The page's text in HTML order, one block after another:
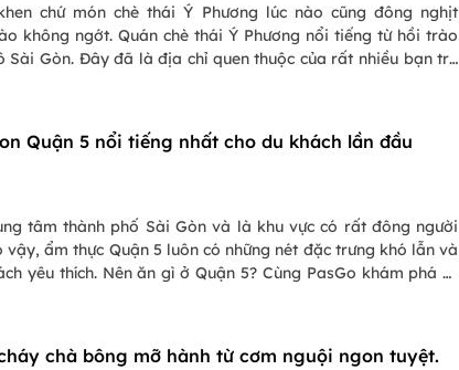
chứ món chè thái Ý Phương lúc nào cũng đông nghịt
không ngớt. Quán chè thái Ý Phương nổi tiếng từ hồi trào
Sài Gòn. Đây đã là địa chỉ quen thuộc của rất nhiều bạn trẻ
Quận 5 nổi tiếng nhất cho du khách lần đầu
tâm thành phố Sài Gòn và là khu vực có rất đông người
vậy, ẩm thực Quận 5 luôn có những nét đặc trưng khó lẫn và
yêu thích. Nên ăn gì ở Quận 5? Cùng PasGo khám phá 11
chà bông mỡ hành từ cơm nguội ngon tuyệt.